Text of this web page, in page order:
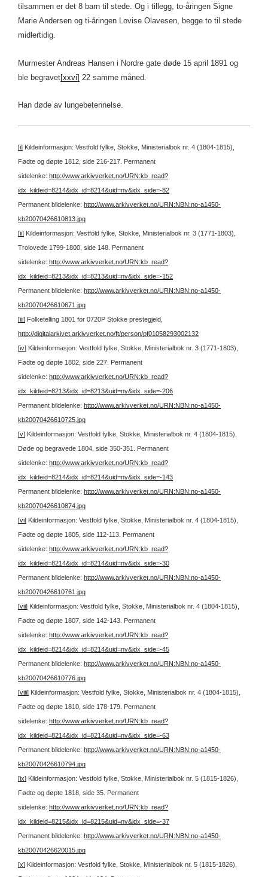
tilsammen er det 8 barn til stede. Og i tillegg, to-åringen Signe
Marie Andersen og ti-åringen Lovise Olavesen, begge to til stede
midlertidig.
Murmester Andreas Hansen i Nordre gate døde 15 april 1891 og
ble begravet[xxvi] 22 samme måned.
Han døde av lungebetennelse.
[i] Kildeinformasjon: Vestfold fylke, Stokke, Ministerialbok nr. 4 (1804-1815),
Fødte og døpte 1812, side 216-217. Permanent
sidelenke: http://www.arkivverket.no/URN:kb_read?
idx_kildeid=8214&idx_id=8214&uid=ny&idx_side=-82
Permanent bildelenke: http://www.arkivverket.no/URN:NBN:no-a1450-
kb20070426610813.jpg
[ii] Kildeinformasjon: Vestfold fylke, Stokke, Ministerialbok nr. 3 (1771-1803),
Trolovede 1799-1800, side 148. Permanent
sidelenke: http://www.arkivverket.no/URN:kb_read?
idx_kildeid=8213&idx_id=8213&uid=ny&idx_side=-152
Permanent bildelenke: http://www.arkivverket.no/URN:NBN:no-a1450-
kb20070426610671.jpg
[iii] Folketelling 1801 for 0720P Stokke prestegjeld,
http://digitalarkivet.arkivverket.no/ft/person/pf01058293002132
[iv] Kildeinformasjon: Vestfold fylke, Stokke, Ministerialbok nr. 3 (1771-1803),
Fødte og døpte 1802, side 227. Permanent
sidelenke: http://www.arkivverket.no/URN:kb_read?
idx_kildeid=8213&idx_id=8213&uid=ny&idx_side=-206
Permanent bildelenke: http://www.arkivverket.no/URN:NBN:no-a1450-
kb20070426610725.jpg
[v] Kildeinformasjon: Vestfold fylke, Stokke, Ministerialbok nr. 4 (1804-1815),
Døde og begravede 1804, side 350-351. Permanent
sidelenke: http://www.arkivverket.no/URN:kb_read?
idx_kildeid=8214&idx_id=8214&uid=ny&idx_side=-143
Permanent bildelenke: http://www.arkivverket.no/URN:NBN:no-a1450-
kb20070426610874.jpg
[vi] Kildeinformasjon: Vestfold fylke, Stokke, Ministerialbok nr. 4 (1804-1815),
Fødte og døpte 1805, side 112-113. Permanent
sidelenke: http://www.arkivverket.no/URN:kb_read?
idx_kildeid=8214&idx_id=8214&uid=ny&idx_side=-30
Permanent bildelenke: http://www.arkivverket.no/URN:NBN:no-a1450-
kb20070426610761.jpg
[vii] Kildeinformasjon: Vestfold fylke, Stokke, Ministerialbok nr. 4 (1804-1815),
Fødte og døpte 1807, side 142-143. Permanent
sidelenke: http://www.arkivverket.no/URN:kb_read?
idx_kildeid=8214&idx_id=8214&uid=ny&idx_side=-45
Permanent bildelenke: http://www.arkivverket.no/URN:NBN:no-a1450-
kb20070426610776.jpg
[viii] Kildeinformasjon: Vestfold fylke, Stokke, Ministerialbok nr. 4 (1804-1815),
Fødte og døpte 1810, side 178-179. Permanent
sidelenke: http://www.arkivverket.no/URN:kb_read?
idx_kildeid=8214&idx_id=8214&uid=ny&idx_side=-63
Permanent bildelenke: http://www.arkivverket.no/URN:NBN:no-a1450-
kb20070426610794.jpg
[ix] Kildeinformasjon: Vestfold fylke, Stokke, Ministerialbok nr. 5 (1815-1826),
Fødte og døpte 1818, side 35. Permanent
sidelenke: http://www.arkivverket.no/URN:kb_read?
idx_kildeid=8215&idx_id=8215&uid=ny&idx_side=-37
Permanent bildelenke: http://www.arkivverket.no/URN:NBN:no-a1450-
kb20070426620015.jpg
[x] Kildeinformasjon: Vestfold fylke, Stokke, Ministerialbok nr. 5 (1815-1826),